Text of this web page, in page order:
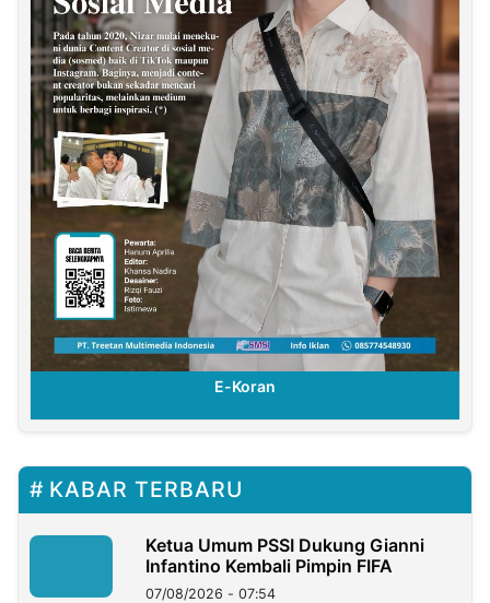
E-Koran
KABAR TERBARU
Ketua Umum PSSI Dukung Gianni
Infantino Kembali Pimpin FIFA
07/08/2026 - 07:54